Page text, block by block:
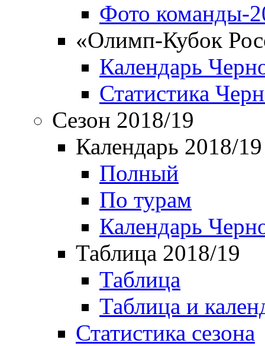
Фото команды-
«Олимп-Кубок
Календарь
Статистика
Сезон 2018/19
Календарь 2018/19
Полный
По турам
Календарь
Таблица 2018/19
Таблица
Таблица и
Статистика сезона